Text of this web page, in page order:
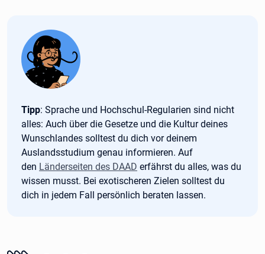
Tipp:
Tipp: Sprache und Hochschul-Regularien sind nicht
alles: Auch über die Gesetze und die Kultur deines
Wunschlandes solltest du dich vor deinem
Auslandsstudium genau informieren. Auf
den Länderseiten des DAAD erfährst du alles, was du
wissen musst. Bei exotischeren Zielen solltest du
dich in jedem Fall persönlich beraten lassen.